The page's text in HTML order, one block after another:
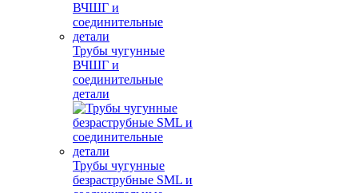
Трубы чугунные
ВЧШГ и
соединительные
детали
Трубы чугунные
безраструбные SML и